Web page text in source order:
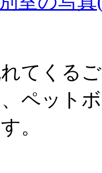
てくる
ペット
。